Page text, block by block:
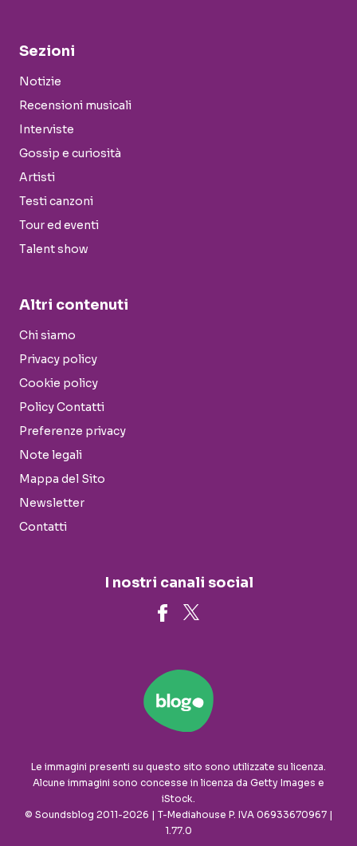
Sezioni
Notizie
Recensioni musicali
Interviste
Gossip e curiosità
Artisti
Testi canzoni
Tour ed eventi
Talent show
Altri contenuti
Chi siamo
Privacy policy
Cookie policy
Policy Contatti
Preferenze privacy
Note legali
Mappa del Sito
Newsletter
Contatti
I nostri canali social
Le immagini presenti su questo sito sono utilizzate su licenza.
Alcune immagini sono concesse in licenza da Getty Images e
iStock.
© Soundsblog 2011-2026 | T-Mediahouse P. IVA 06933670967 |
1.77.0